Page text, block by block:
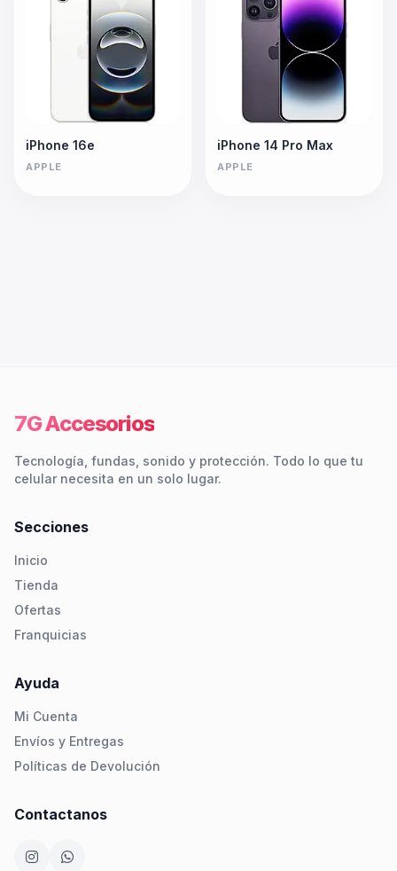
iPhone 16e
APPLE
iPhone 14 Pro Max
APPLE
7G Accesorios
Tecnología, fundas, sonido y protección. Todo lo que tu
celular necesita en un solo lugar.
Secciones
Inicio
Tienda
Ofertas
Franquicias
Ayuda
Mi Cuenta
Envíos y Entregas
Políticas de Devolución
Contactanos